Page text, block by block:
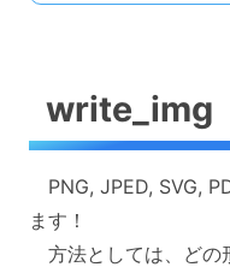
write_img
PNG, JPED, SVG,
ます！
方法としては、どの